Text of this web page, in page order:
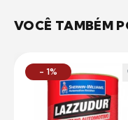
VOCÊ TAMBÉM
- 1%